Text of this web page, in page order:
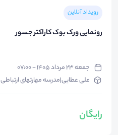
رویداد آنلاین
رونمایی ورک بوک کاراکتر جسور
جمعه ۲۳ مرداد ۱۴۰۵ - ۰۷:۰۰
علی عطایی|مدرسه مهارتهای ارتباطی
رایگان